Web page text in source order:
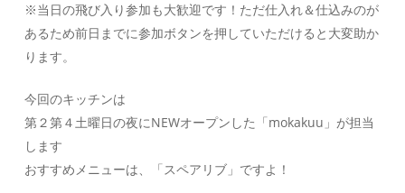
※当日の飛び入り参加も大歓迎です！ただ仕入れ＆仕込みのが
あるため前日までに参加ボタンを押していただけると大変助か
ります。
今回のキッチンは
第２第４土曜日の夜にNEWオープンした「mokakuu」が担当
します
おすすめメニューは、「スペアリブ」ですよ！